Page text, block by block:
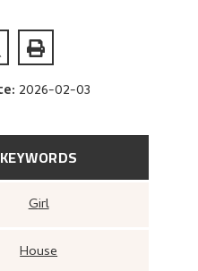
: 2026-02-03
KEYWORDS
Girl
House